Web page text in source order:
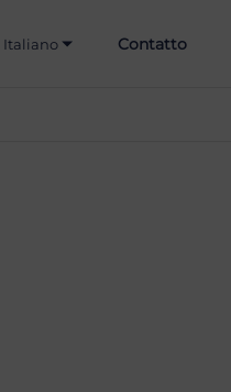
Italiano Contatto